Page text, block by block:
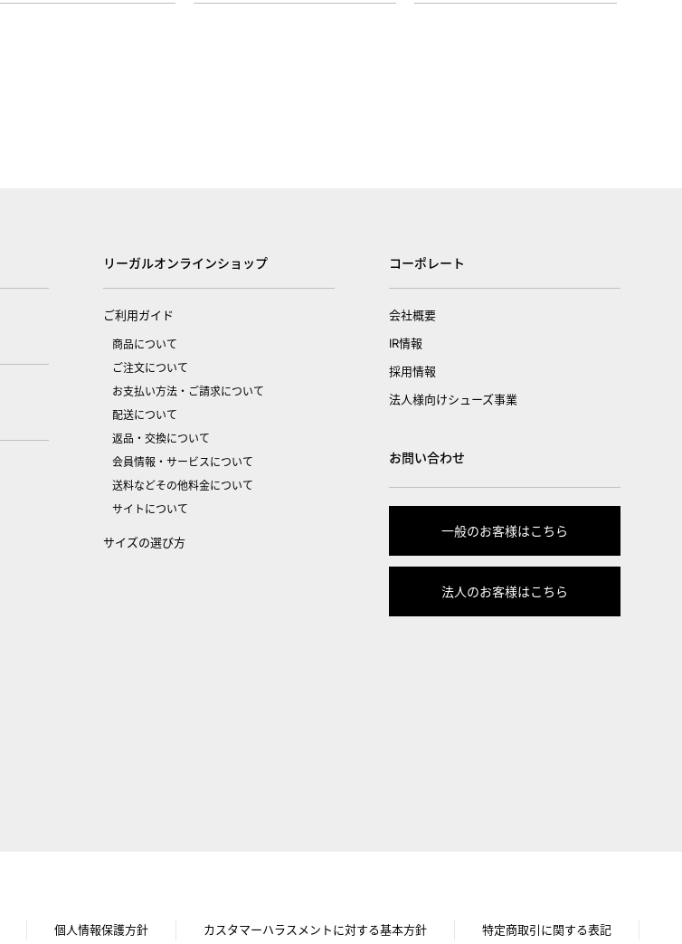
リーガルオンラインショップ
ご利用ガイド
商品について
ご注文について
お支払い方法・ご請求について
配送について
返品・交換について
会員情報・サービスについて
送料などその他料金について
サイトについて
サイズの選び方
コーポレート
会社概要
IR情報
採用情報
法人様向けシューズ事業
お問い合わせ
一般のお客様はこちら
法人のお客様はこちら
個人情報保護方針 カスタマーハラスメントに対する基本方針 特定商取引に関する表記